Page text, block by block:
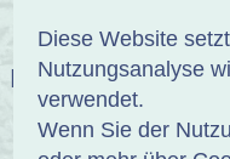
Diese Website
Nutzungsanalyse
verwendet.
Wenn Sie der